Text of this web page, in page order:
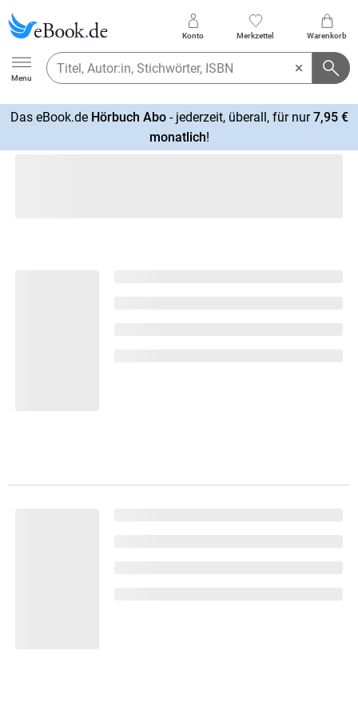
Ebook.de
Menu
Konto Merkzettel Warenkorb
Das eBook.de Hörbuch Abo- jederzeit, überall, für nur7,95 €
monatlich!